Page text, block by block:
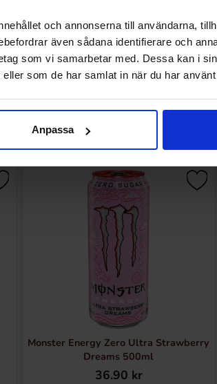
och annonserna till användarna,
även sådana identifierare och
som vi samarbetar med. Dessa kan i
som de har samlat in när du har
Anpassa
kjøpte også
Monster Energy Zero Ultra Strawberry
Dreams 500ml
36.90 kr